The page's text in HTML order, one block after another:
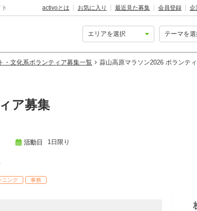
activoとは お気に入り 最近見た募集 会員登録 企
・文化系ボランティア募集一覧 蒜山高原マラソン2026 ボランテ
ア募集
ニア
活動日 1日限り
ニング 事務